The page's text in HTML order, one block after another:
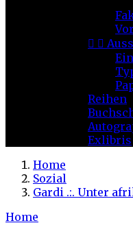
 
Reihen
Exlibris
Home
Sozial
Gardi .:. Unter
Home